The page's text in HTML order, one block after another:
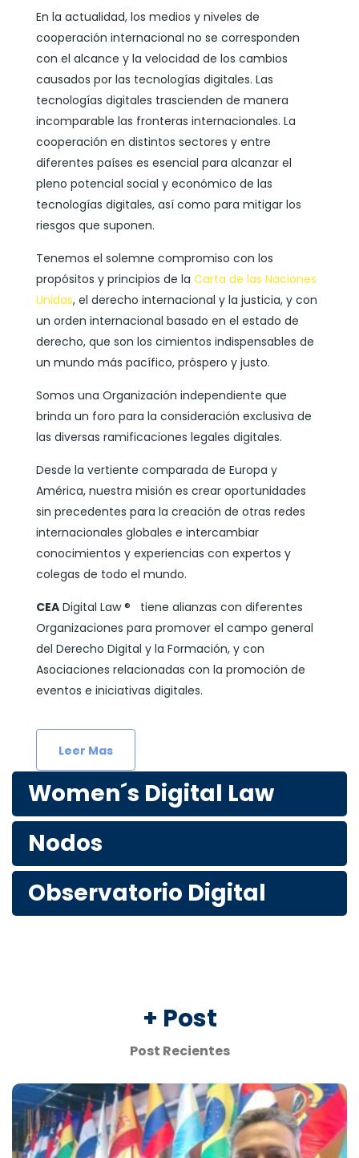
En la actualidad, los medios y niveles de
cooperación internacional no se corresponden
con el alcance y la velocidad de los cambios
causados por las tecnologías digitales. Las
tecnologías digitales trascienden de manera
incomparable las fronteras internacionales. La
cooperación en distintos sectores y entre
diferentes países es esencial para alcanzar el
pleno potencial social y económico de las
tecnologías digitales, así como para mitigar los
riesgos que suponen.
Tenemos el solemne compromiso con los
propósitos y principios de la Carta de las Naciones
Unidas, el derecho internacional y la justicia, y con
un orden internacional basado en el estado de
derecho, que son los cimientos indispensables de
un mundo más pacífico, próspero y justo.
Somos una Organización independiente que
brinda un foro para la consideración exclusiva de
las diversas ramificaciones legales digitales.
Desde la vertiente comparada de Europa y
América, nuestra misión es crear oportunidades
sin precedentes para la creación de otras redes
internacionales globales e intercambiar
conocimientos y experiencias con expertos y
colegas de todo el mundo.
CEA Digital Law ® tiene alianzas con diferentes
Organizaciones para promover el campo general
del Derecho Digital y la Formación, y con
Asociaciones relacionadas con la promoción de
eventos e iniciativas digitales.
Leer Mas
Women´s Digital Law
Nodos
Observatorio Digital
+ Post
Post Recientes